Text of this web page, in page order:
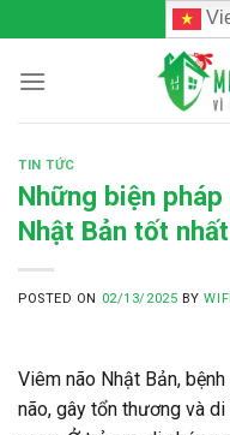
to
content
TIN TỨC
Những biện
Nhật Bản tốt nhất
POSTED ON 02/13/2025 BY
Viêm não Nhật Bản,
não, gây tổn thương và